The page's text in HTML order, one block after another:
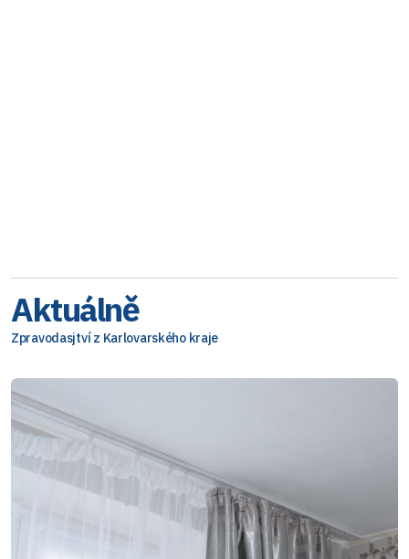
Aktuálně
Zpravodasjtví z Karlovarského kraje